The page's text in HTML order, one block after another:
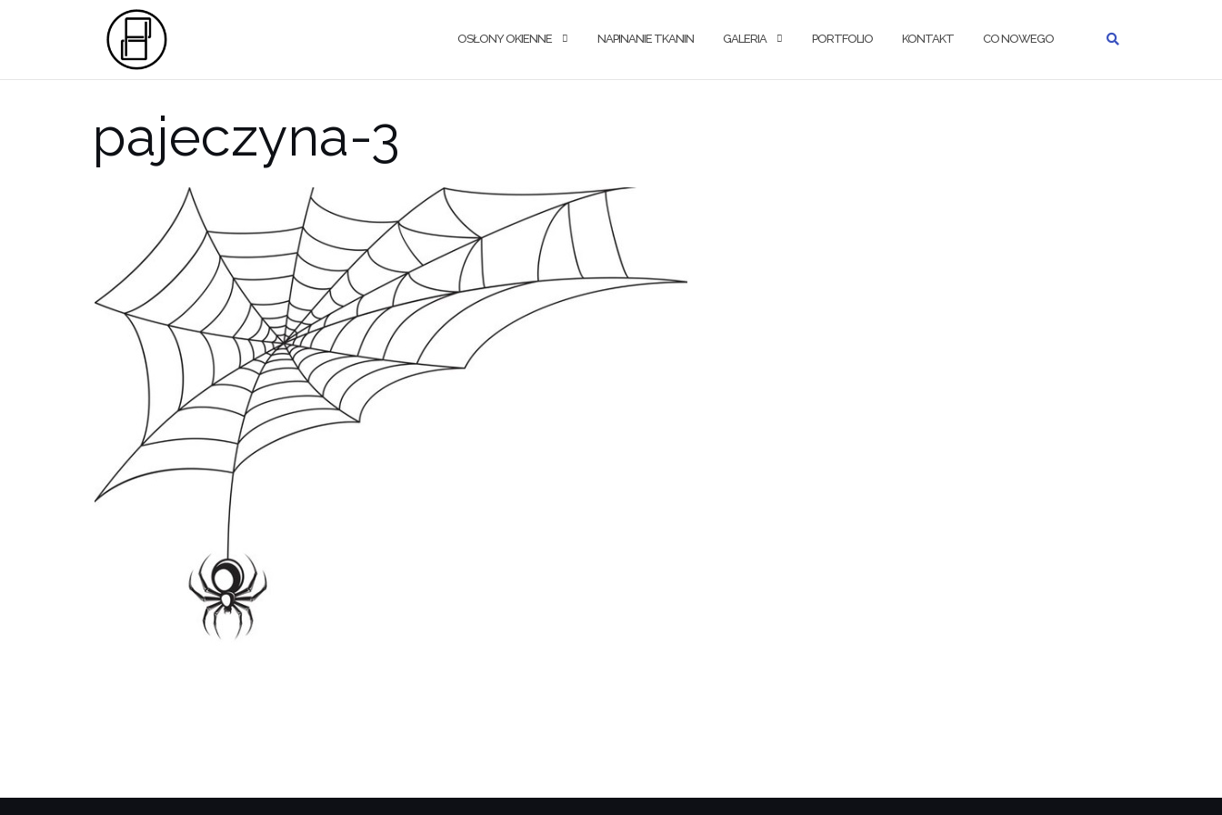
OSŁONY OKIENNE NAPINANIE TKANIN GALERIA PORTFOLIO KONTAKT CO NOWEGO
pajeczyna-3